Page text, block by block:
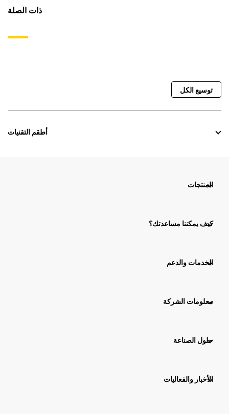
ذات الصلة
توسيع الكل
أطقم التقنيات
المنتجات
كيف يمكننا مساعدتك؟
الخدمات والدعم
معلومات الشركة
حلول الصناعة
الأخبار والفعاليات